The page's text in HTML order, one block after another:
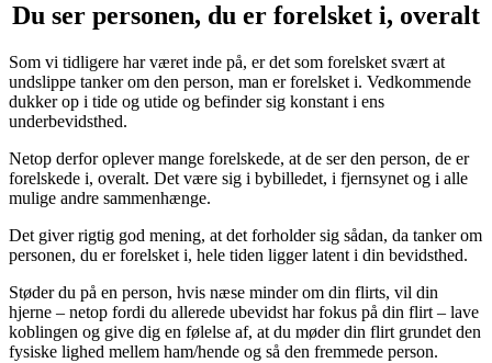
Du ser personen, du er forelsket i, overalt
Som vi tidligere har været inde på, er det som forelsket svært at
undslippe tanker om den person, man er forelsket i. Vedkommende
dukker op i tide og utide og befinder sig konstant i ens
underbevidsthed.
Netop derfor oplever mange forelskede, at de ser den person, de er
forelskede i, overalt. Det være sig i bybilledet, i fjernsynet og i alle
mulige andre sammenhænge.
Det giver rigtig god mening, at det forholder sig sådan, da tanker om
personen, du er forelsket i, hele tiden ligger latent i din bevidsthed.
Støder du på en person, hvis næse minder om din flirts, vil din
hjerne – netop fordi du allerede ubevidst har fokus på din flirt – lave
koblingen og give dig en følelse af, at du møder din flirt grundet den
fysiske lighed mellem ham/hende og så den fremmede person.